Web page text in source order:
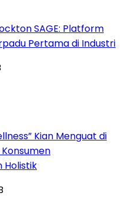
SAGE: Platform
Pertama di Industri
Kian Menguat di
Holistik